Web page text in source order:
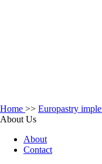
Home >> Europastry
About Us
About
Contact